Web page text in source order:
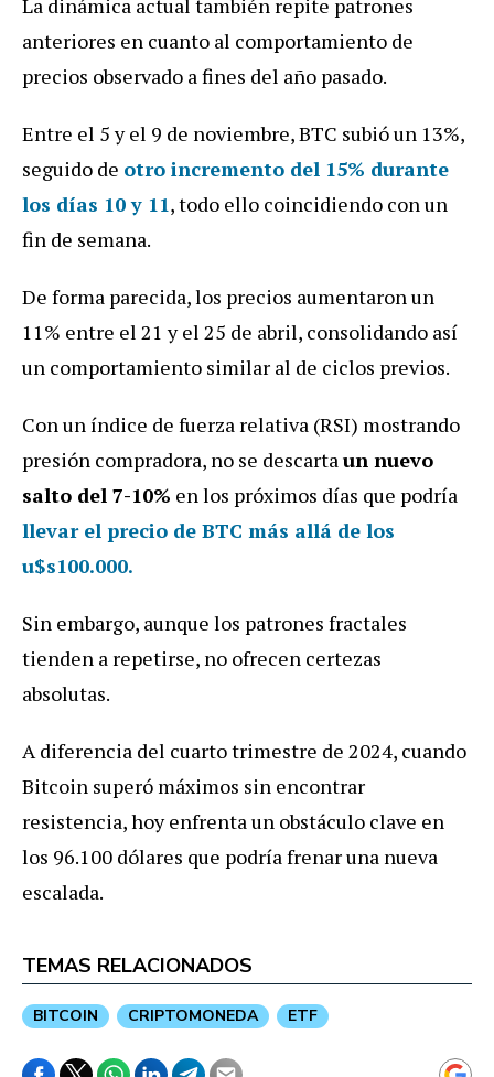
La dinámica actual también repite patrones
anteriores en cuanto al comportamiento de
precios observado a fines del año pasado.
Entre el 5 y el 9 de noviembre, BTC subió un 13%,
seguido de otro incremento del 15% durante
los días 10 y 11, todo ello coincidiendo con un
fin de semana.
De forma parecida, los precios aumentaron un
11% entre el 21 y el 25 de abril, consolidando así
un comportamiento similar al de ciclos previos.
Con un índice de fuerza relativa (RSI) mostrando
presión compradora, no se descartaun nuevo
salto del 7-10% en los próximos días que podría
llevar el precio de BTC más allá de los
u$s100.000.
Sin embargo, aunque los patrones fractales
tienden a repetirse, no ofrecen certezas
absolutas.
A diferencia del cuarto trimestre de 2024, cuando
Bitcoin superó máximos sin encontrar
resistencia, hoy enfrenta un obstáculo clave en
los 96.100 dólares que podría frenar una nueva
escalada.
TEMAS RELACIONADOS
BITCOIN CRIPTOMONEDA ETF